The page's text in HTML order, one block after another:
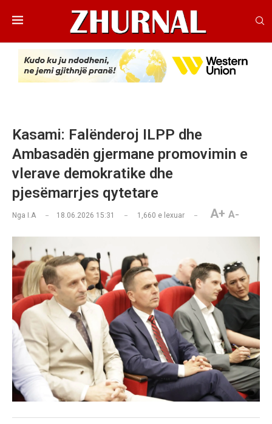
Kasami: Falënderoj ILPP dhe
Ambasadën gjermane promovimin e
vlerave demokratike dhe
pjesëmarrjes qytetare
Nga I.A 18.06.2026 15:31 1,660 e lexuar A+ A-